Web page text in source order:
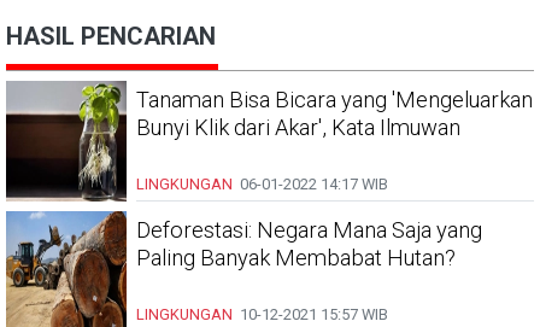
HASIL PENCARIAN
Tanaman Bisa Bicara yang 'Mengeluarkan
Bunyi Klik dari Akar', Kata Ilmuwan
LINGKUNGAN 06-01-2022 14:17 WIB
Deforestasi: Negara Mana Saja yang
Paling Banyak Membabat Hutan?
LINGKUNGAN 10-12-2021 15:57 WIB